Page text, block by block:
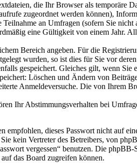
die Ihr Browser als temporäre
zugeordnet werden können),
an Umfragen (sofern Sie
eine Gültigkeit von einem Jahr.
Bereich angeben. Für die
wurden, so ist dies für Sie vor
gespeichert. Gleiches gilt, wenn
Löschen und Ändern von
Anmeldeversuche. Die von Ihrem
Ihr Abstimmungsverhalten bei
dieses Passwort nicht auf
kein Vertreter des Betreibers, von
vergessen“ benutzen. Die
das Board zugreifen können.